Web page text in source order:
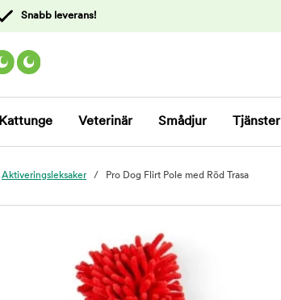
Snabb leverans!
Kattunge Veterinär Smådjur Tjänster
Aktiveringsleksaker Pro Dog Flirt Pole med Röd Trasa